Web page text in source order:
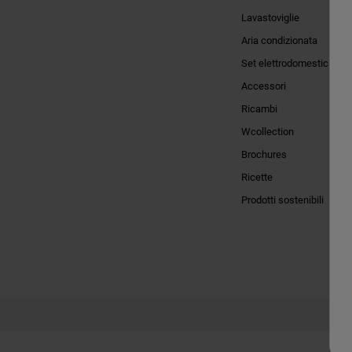
Lavastoviglie
Aria condizionata
Set elettrodomestici
Accessori
Ricambi
Wcollection
Brochures
Ricette
Prodotti sostenibili